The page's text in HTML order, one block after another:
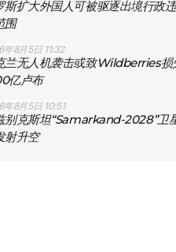
斯扩大外国人可被驱逐出境行政
围
年8月5日 11:32
兰无人机袭击或致Wildberries损
亿卢布
年8月5日 10:51
别克斯坦“Samarkand-2028”卫
射升空